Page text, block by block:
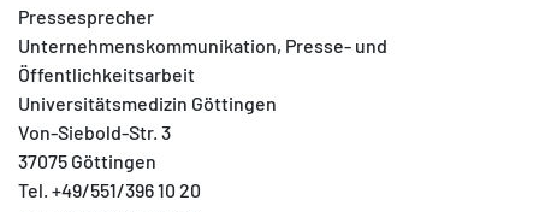
Pressesprecher
Unternehmenskommunikation, Presse- und
Öffentlichkeitsarbeit
Universitätsmedizin Göttingen
Von-Siebold-Str. 3
37075 Göttingen
Tel. +49/551/396 10 20